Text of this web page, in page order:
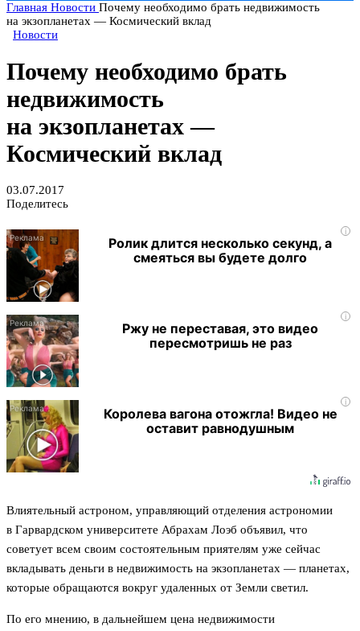
Главная Новости Почему необходимо брать недвижимость
на экзопланетах — Космический вклад
Новости
Почему необходимо брать
недвижимость
на экзопланетах —
Космический вклад
03.07.2017
Поделитесь
i
Ролик длится несколько секунд, а
смеяться вы будете долго
i
Ржу не переставая, это видео
пересмотришь не раз
i
Королева вагона отожгла! Видео не
оставит равнодушным
Влиятельный астроном, управляющий отделения астрономии
в Гарвардском университете Абрахам Лоэб объявил, что
советует всем своим состоятельным приятелям уже сейчас
вкладывать деньги в недвижимость на экзопланетах — планетах,
которые обращаются вокруг удаленных от Земли светил.
По его мнению, в дальнейшем цена недвижимости